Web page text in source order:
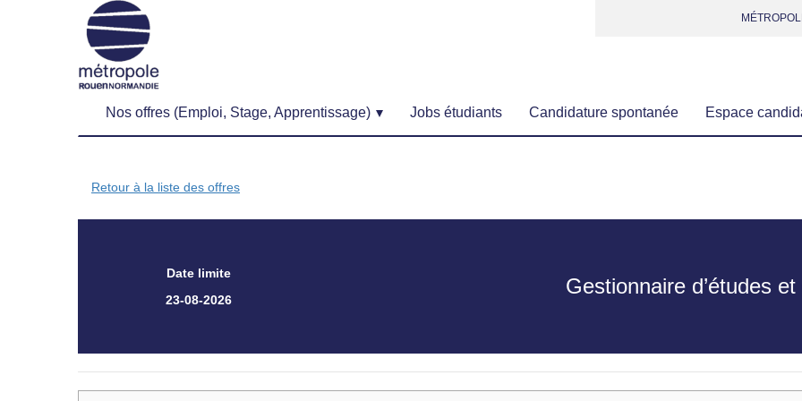
Nos offres (Emploi, Stage, Apprentissage) Jobs étudiants Candidature spontanée
Espace
Retour à la liste des offres
Date limite
23-08-2026
Gestionnaire d’études